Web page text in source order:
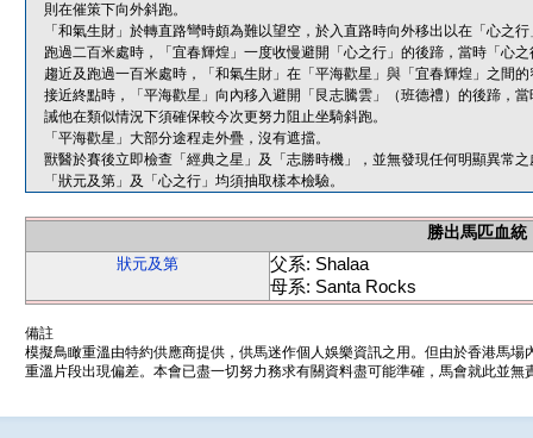
則在催策下向外斜跑。
「和氣生財」於轉直路彎時頗為難以望空，於入直路時向外移出以在「心之
跑過二百米處時，「宜春輝煌」一度收慢避開「心之行」的後蹄，當時「心
趨近及跑過一百米處時，「和氣生財」在「平海歡星」與「宜春輝煌」之間
接近終點時，「平海歡星」向內移入避開「艮志騰雲」（班德禮）的後蹄，
誡他在類似情況下須確保較今次更努力阻止坐騎斜跑。
「平海歡星」大部分途程走外疊，沒有遮擋。
獸醫於賽後立即檢查「經典之星」及「志勝時機」，並無發現任何明顯異常之
「狀元及第」及「心之行」均須抽取樣本檢驗。
勝出馬匹血統
狀元及第
父系: Shalaa
母系: Santa Rocks
備註
模擬鳥瞰重溫由特約供應商提供，供馬迷作個人娛樂資訊之用。但由於香港馬
重溫片段出現偏差。本會已盡一切努力務求有關資料盡可能準確，馬會就此並